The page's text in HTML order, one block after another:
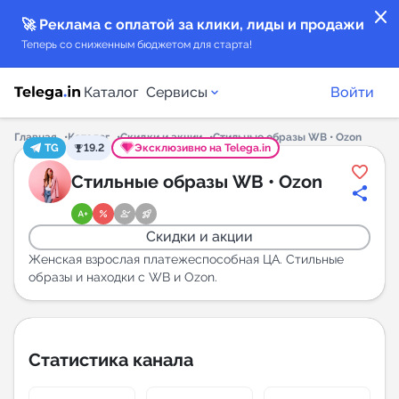
close
🚀 Реклама с оплатой за клики, лиды и продажи
Теперь со сниженным бюджетом для старта!
Каталог Сервисы
Каталог каналов
Каталог ботов
Горящие предложения
Индекс читаемости каналов в Telegram
Аналитика MAX каналов
Войти
Главная Каталог Скидки и акции
Стильные образы WB • Ozon
TG
19.2 Эксклюзивно на Telega.in
Стильные образы WB • Ozon
Скидки и акции
Женская взрослая платежеспособная ЦА. Стильные
образы и находки с WB и Ozon.
Статистика канала